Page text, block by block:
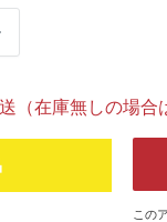
（在庫無しの場合
この